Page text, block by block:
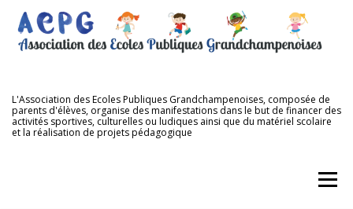
contenu
L'Association des Ecoles Publiques Grandchampenoises, composée de
parents d'élèves, organise des manifestations dans le but de financer des
activités sportives, culturelles ou ludiques ainsi que du matériel scolaire
et la réalisation de projets pédagogique
Menu